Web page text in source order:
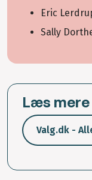
Eric
Sally
Læs
Valg.dk -